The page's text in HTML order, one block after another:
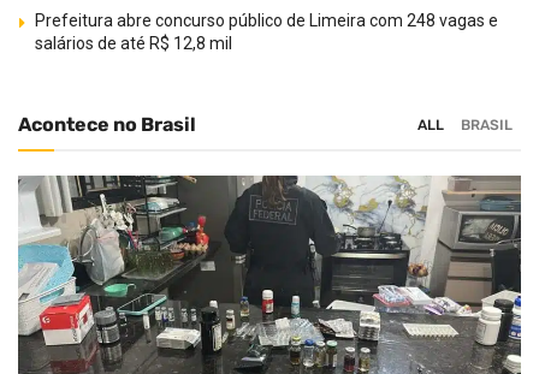
Prefeitura abre concurso público de Limeira com 248 vagas e
salários de até R$ 12,8 mil
Acontece no Brasil ALL BRASIL